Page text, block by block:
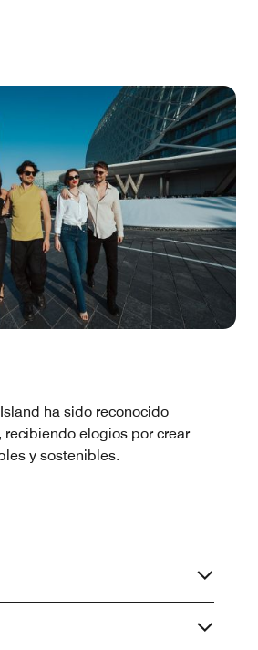
ha sido reconocido
recibiendo elogios por crear
y sostenibles.